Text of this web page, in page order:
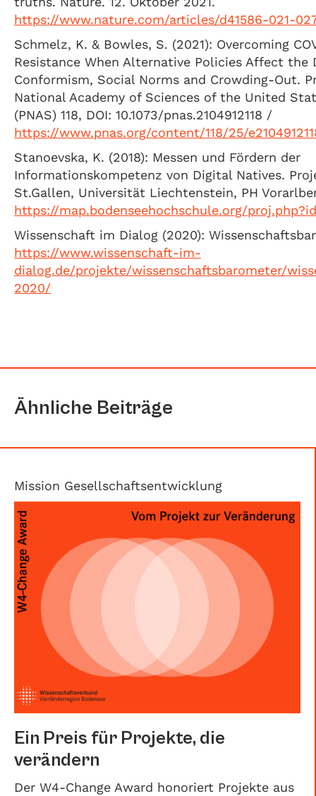
https://www.nature.com/articles/d41586-021-
Schmelz, K. & Bowles, S. (2021): Overcoming
Resistance When Alternative Policies Affect the
Conformism, Social Norms and Crowding-Out.
National Academy of Sciences of the United
(PNAS) 118, DOI: 10.1073/pnas.2104912118 /
https://www.pnas.org/content/118/25/
Stanoevska, K. (2018): Messen und Fördern der
Informationskompetenz von Digital Natives.
St.Gallen, Universität Liechtenstein, PH
https://map.bodenseehochschule.org/
Wissenschaft im Dialog (2020):
https://www.wissenschaft-im-
dialog.de/projekte/wissenschaftsbarometer/
2020/
Ähnliche Beiträge
Mission Gesellschaftsentwicklung
Ein Preis für Projekte, die
verändern
Der W4-Change Award honoriert Projekte aus